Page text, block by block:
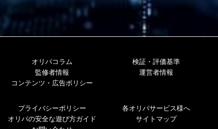
オリパコラム
検証・評価基準
監修者情報
運営者情報
コンテンツ・広告ポリシー
プライバシーポリシー
各オリパサービス様へ
オリパの安全な遊び方ガイド
サイトマップ